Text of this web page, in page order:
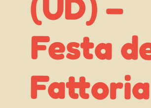
Fattoria